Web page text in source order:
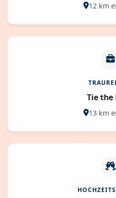
12 km
Tie the
13 km